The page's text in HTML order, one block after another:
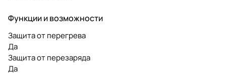
Функции и возможности
Защита от перегрева
Да
Защита от перезаряда
Да